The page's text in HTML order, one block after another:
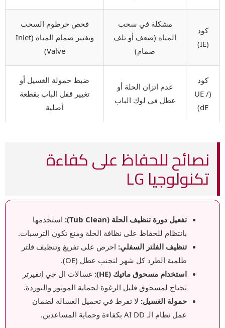
كود
(IE)
مشكلة في سحب
المياه (ضعف أو تلف
صمام)
فحص خرطوم السحب
وتغيير صمام المياه (Inlet
Valve)
كود
(UE /
dE)
عدم اتزان الحلة أو
عطل في لوك الباب
ضبط حمولة الغسيل أو
تغيير قفل الباب بقطعة
أصلية
نصائح للحفاظ على كفاءة
تكنولوجيا LG
تفعيل دورة تنظيف الحلة (Tub Clean):
استخدمها
بانتظام للحفاظ على نظافة الحلة ومنع تكون الترسبات.
تنظيف الفلتر السفلي: احرص على تفريغ وتنظيف فلتر
طلمبة الطرد كل شهر لتجنب عطل (OE).
استخدام مسحوق ماتيك (HE):
غسالات ال جي إنفيرتر
تحتاج لمسحوق قليل الرغوة لحماية الموتور والبوردة.
حمولة الغسيل: لا تفرط في تحميل الغسالة لضمان
عمل نظام الـ AI DD بكفاءة وحماية المساعدين.